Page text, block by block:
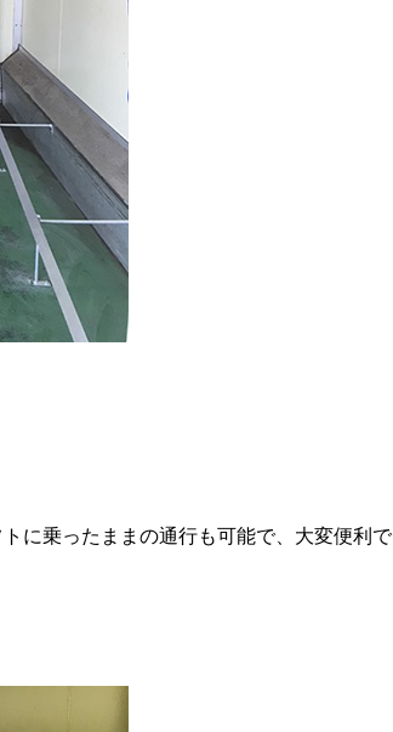
に乗ったままの通行も可能で、大変便利で